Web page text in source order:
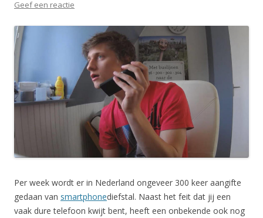
Geef een reactie
Per week wordt er in Nederland ongeveer 300 keer aangifte
gedaan van smartphonediefstal. Naast het feit dat jij een
vaak dure telefoon kwijt bent, heeft een onbekende ook nog